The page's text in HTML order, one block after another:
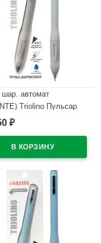
шар. автомат
Triolino Пульсар
н/
(Ст12)
₽